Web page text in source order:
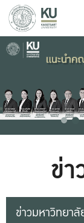
ข่
ข่าวมหาวิทยาลั